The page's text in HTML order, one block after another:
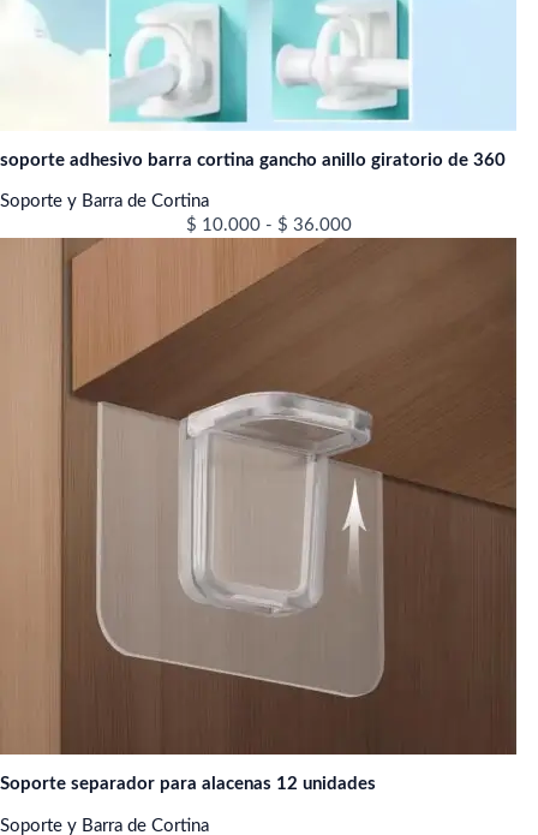
soporte adhesivo barra cortina gancho anillo giratorio de 360
Soporte y Barra de Cortina
$ 10.000 - $ 36.000
Soporte separador para alacenas 12 unidades
Soporte y Barra de Cortina